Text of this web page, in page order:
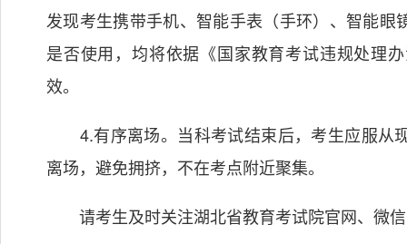
发现考生携带手机、智能手表（手环）、智能
是否使用，均将依据《国家教育考试违规处理
效。
4.有序离场。当科考试结束后，考生应服从
离场，避免拥挤，不在考点附近聚集。
请考生及时关注湖北省教育考试院官网、微